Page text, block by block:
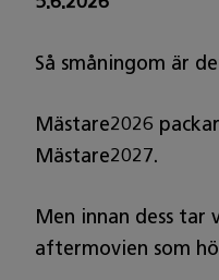
Så småningom är
Mästare2026
Mästare2027.
Men innan dess
aftermovien som